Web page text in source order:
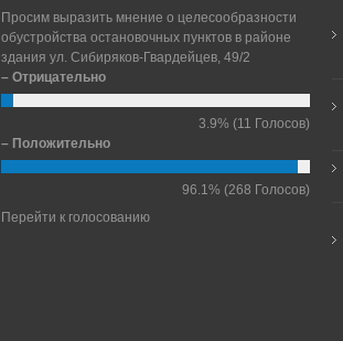
Просим выразить мнение о целесообразности
обустройства остановочных пунктов в районе
здания ул. Сибиряков-Гвардейцев, 49/2
– Отрицательно
3.9% (11 Голосов)
– Положительно
96.1% (268 Голосов)
Перейти к голосованию